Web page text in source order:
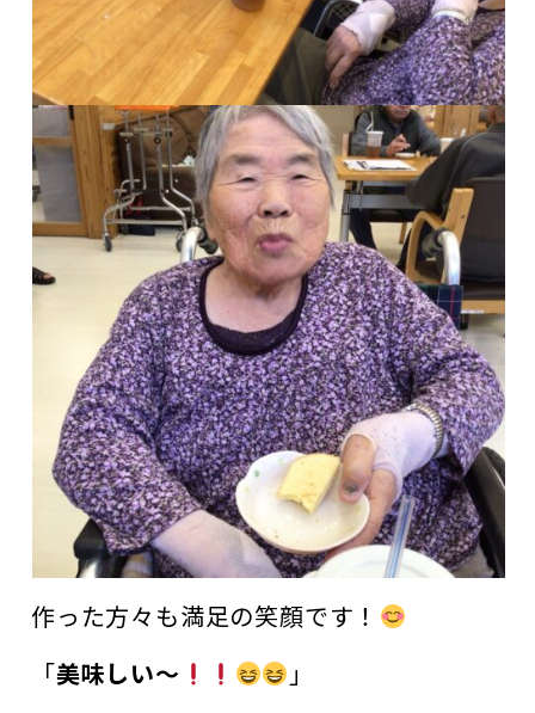
作った方々も満足の笑顔です！
「美味しい～ 」